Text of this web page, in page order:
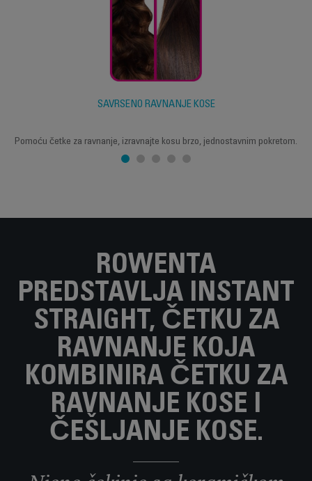
SAVRŠENO RAVNANJE KOSE
Pomoću četke za ravnanje, izravnajte kosu brzo, jednostavnim pokretom.
ROWENTA
PREDSTAVLJA INSTANT
STRAIGHT, ČETKU ZA
RAVNANJE KOJA
KOMBINIRA ČETKU ZA
RAVNANJE KOSE I
ČEŠLJANJE KOSE.